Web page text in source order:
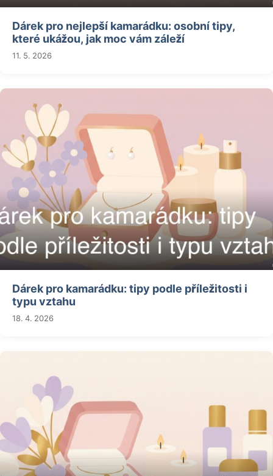
Dárek pro nejlepší kamarádku: osobní tipy,
které ukážou, jak moc vám záleží
11. 5. 2026
Dárek pro kamarádku: tipy podle příležitosti i
typu vztahu
18. 4. 2026